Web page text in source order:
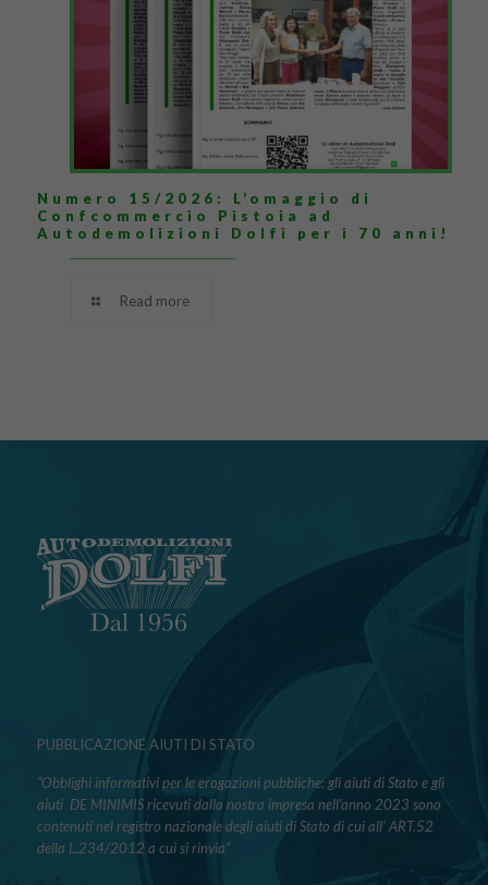
Numero 15/2026: L’omaggio di
Confcommercio Pistoia ad
Autodemolizioni Dolfi per i 70 anni!
Read more
PUBBLICAZIONE AIUTI DI STATO
“Obblighi informativi per le erogazioni pubbliche: gli aiuti di Stato e gli
aiuti DE MINIMIS ricevuti dalla nostra impresa nell’anno 2023 sono
contenuti nel registro nazionale degli aiuti di Stato di cui all’ ART.52
della L.234/2012 a cui si rinvia“